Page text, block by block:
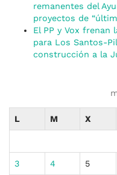
remanentes del
proyectos de
El PP y Vox
para Los Santos-
construcción a la
L M X
3 4 5